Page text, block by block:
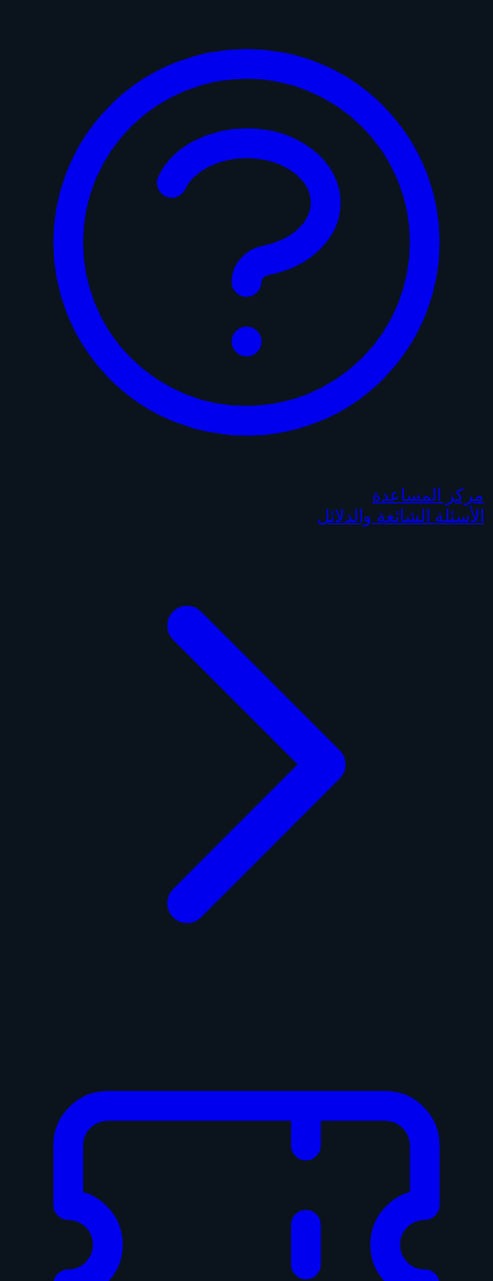
مركز المساعدة
الأسئلة الشائعة والدلائل